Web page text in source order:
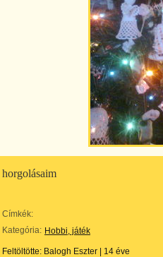
horgolásaim
Címkék:
Kategória: Hobbi, játék
Feltöltötte: Balogh Eszter 14 éve